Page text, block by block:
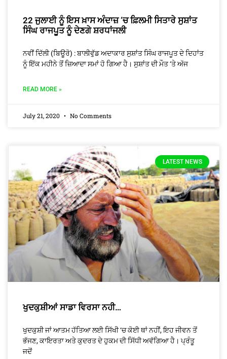
22 ਜੁਲਾਈ ਨੂੰ ਇਸ ਖ਼ਾਸ ਅੰਦਾਜ਼ ‘ਚ ਫ਼ਿਲਮੀ ਸਿਤਾਰੇ ਸੁਸ਼ਾਂਤ
ਸਿੰਘ ਰਾਜਪੂਤ ਨੂੰ ਦੇਣਗੇ ਸ਼ਰਧਾਂਜਲੀ
ਨਵੀਂ ਦਿੱਲੀ (ਬਿਊਰੋ) : ਬਾਲੀਵੁੱਡ ਅਦਾਕਾਰ ਸੁਸ਼ਾਂਤ ਸਿੰਘ ਰਾਜਪੂਤ ਦੇ ਦਿਹਾਂਤ
ਨੂੰ ਇੱਕ ਮਹੀਨੇ ਤੋਂ ਜ਼ਿਆਦਾ ਸਮਾਂ ਹੋ ਗਿਆ ਹੈ। ਸੁਸ਼ਾਂਤ ਦੀ ਮੌਤ ‘ਤੇ ਅੱਜ
READ MORE »
July 21, 2020 No Comments
LATEST NEWS
ਖੁਦਕੁਸ਼ੀਆਂ ਸਾਡਾ ਵਿਰਸਾ ਨਹੀ…
ਖੁਦਕੁਸ਼ੀ ਜਾਂ ਆਤਮ ਹੱਤਿਆ ਲਈ ਸਿੱਖੀ ‘ਚ ਕੋਈ ਥਾਂ ਨਹੀਂ, ਇਹ ਜੀਵਨ ਤੋਂ
ਭੱਜਣ, ਕਾਇਰਤਾ ਅਤੇ ਕੁਦਰਤ ਦੇ ਹੁਕਮ ਦੀ ਸਿੱਧੀ ਅਵੱਗਿਆ ਹੈ। ਪ੍ਰੰਤੂ
ਜਦੋਂ